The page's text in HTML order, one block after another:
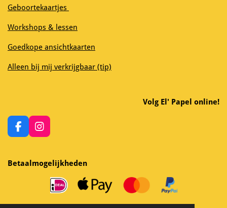
Geboortekaartjes
Workshops & lessen
Goedkope ansichtkaarten
Alleen bij mij verkrijgbaar (tip)
Volg El' Papel online!
F
a
e
b
I
n
a
Betaalmogelijkheden